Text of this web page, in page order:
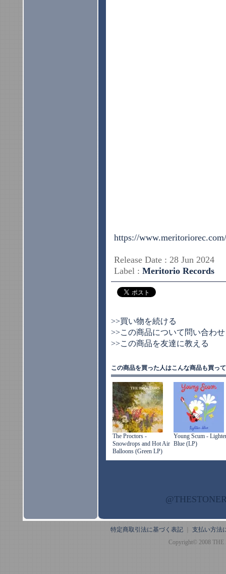
https://www.meritoriorec.com/
Release Date : 28 Jun 2024
Label : Meritorio Records
>>買い物を続ける
>>この商品について問い合わ
>>この商品を友達に教える
この商品を買った人はこんな商品も買っ
The Proctors -
Snowdrops and Hot Air
Balloons (Green LP)
Young Scum -
Blue (LP)
特定商取引法に基づく表記
支払い方法
Copyright© 2008 THE